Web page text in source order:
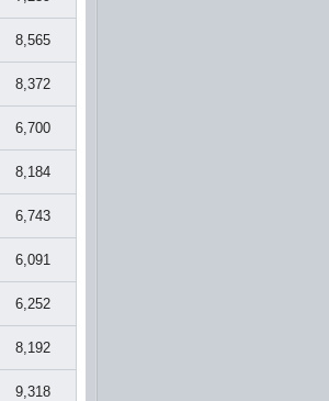
8,565
8,372
6,700
8,184
6,743
6,091
6,252
8,192
9,318